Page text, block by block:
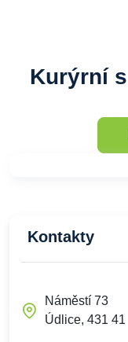
Kurýrní
Kontakty
Náměstí 73
Údlice, 431 41